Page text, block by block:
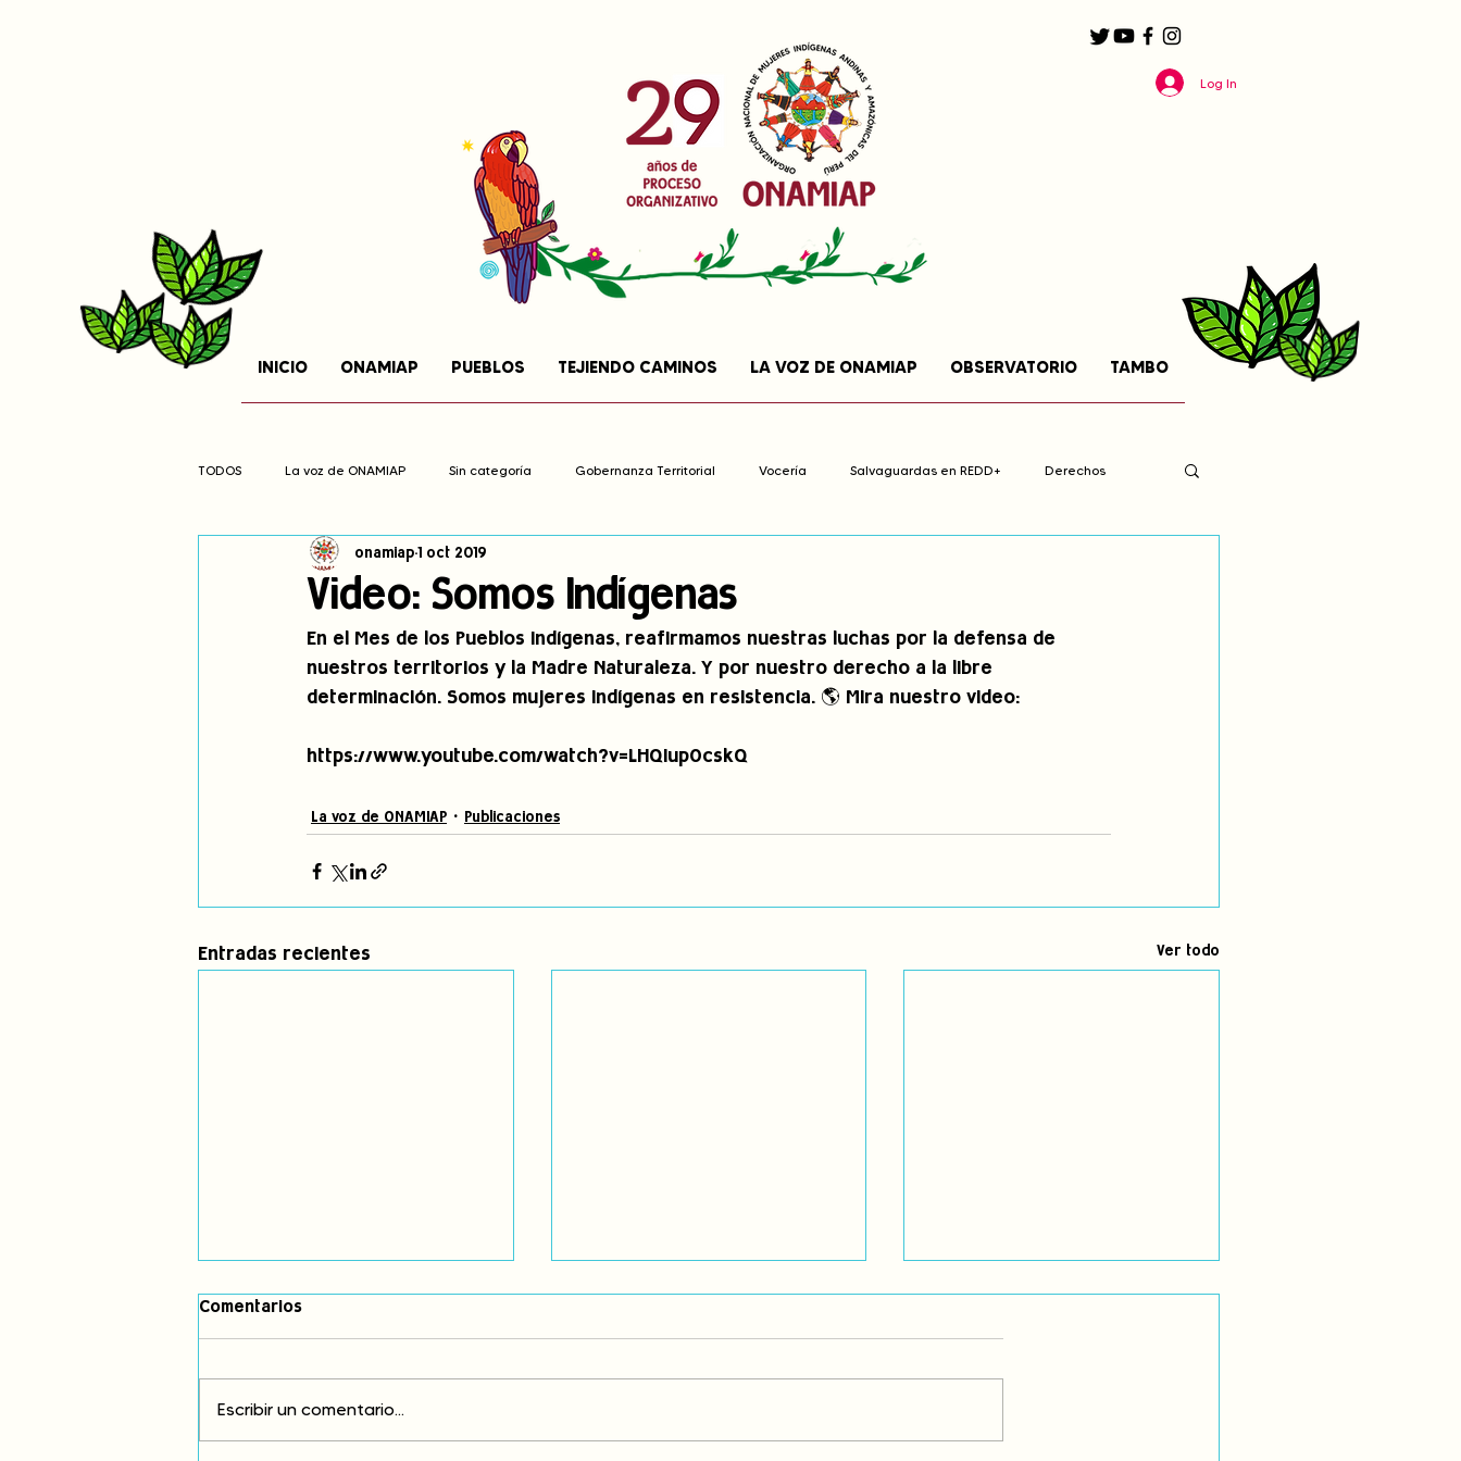
INICIO ONAMIAP PUEBLOS TEJIENDO CAMINOS LA VOZ DE ONAMIAP OBSERVATORIO TAMBO
Log In
TODOS La voz de ONAMIAP Sin categoría Gobernanza Territorial Vocería Salvaguardas en REDD+ Derechos
Cambio climático Navegador indígena
Pronunciamientos Observatorio de consulta previa Mujeres indígenas Territorios indígenas
Video: Somos Indígenas
onamiap 1 oct 2019
En el Mes de los Pueblos Indígenas, reafirmamos nuestras luchas por la defensa de
nuestros territorios y la Madre Naturaleza. Y por nuestro derecho a la libre
determinación. Somos mujeres indígenas en resistencia. 🌎 Mira nuestro video:
https://www.youtube.com/watch?v=LHQIup0cskQ
La voz de ONAMIAP Publicaciones
Entradas recientes Ver todo
Comentarios
Escribir un comentario...